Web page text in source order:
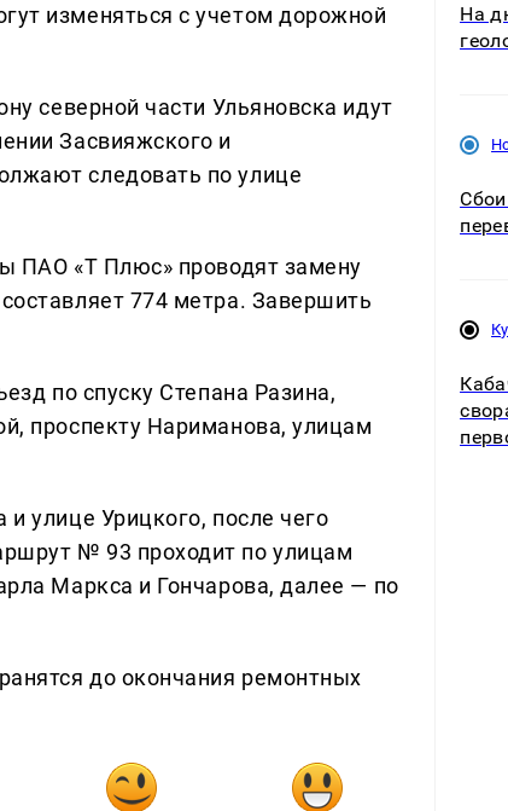
изменяться с учетом дорожной
северной части Ульяновска идут
Засвияжского и
следовать по улице
ПАО «Т Плюс» проводят замену
774 метра. Завершить
по спуску Степана Разина,
проспекту Нариманова, улицам
улице Урицкого, после чего
№ 93 проходит по улицам
Маркса и Гончарова, далее — по
до окончания ремонтных
На